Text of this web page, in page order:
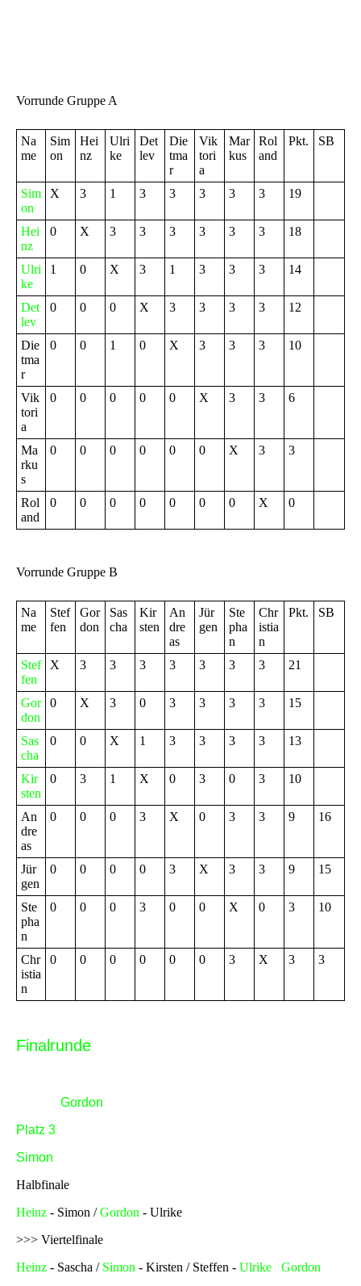
Vorrunde Gruppe A
Na
me
Sim
on
Hei
nz
Ulri
ke
Det
lev
Die
tma
r
Vik
tori
a
Mar
kus
Rol
and
Pkt. SB
Sim
on
X 3 1 3 3 3 3 3 19
Hei
nz
0 X 3 3 3 3 3 3 18
Ulri
ke
1 0 X 3 1 3 3 3 14
Det
lev
0 0 0 X 3 3 3 3 12
Die
tma
r
0 0 1 0 X 3 3 3 10
Vik
tori
a
0 0 0 0 0 X 3 3 6
Ma
rku
s
0 0 0 0 0 0 X 3 3
Rol
and
0 0 0 0 0 0 0 X 0
Vorrunde Gruppe B
Na
me
Stef
fen
Gor
don
Sas
cha
Kir
sten
An
dre
as
Jür
gen
Ste
pha
n
Chr
istia
n
Pkt. SB
Stef
fen
X 3 3 3 3 3 3 3 21
Gor
don
0 X 3 0 3 3 3 3 15
Sas
cha
0 0 X 1 3 3 3 3 13
Kir
sten
0 3 1 X 0 3 0 3 10
An
dre
as
0 0 0 3 X 0 3 3 9 16
Jür
gen
0 0 0 0 3 X 3 3 9 15
Ste
pha
n
0 0 0 3 0 0 X 0 3 10
Chr
istia
n
0 0 0 0 0 0 3 X 3 3
Finalrunde
Gordon
Platz 3
Simon
Halbfinale
Heinz - Simon /Gordon - Ulrike
>>> Viertelfinale
Heinz - Sascha / Simon - Kirsten / Steffen - Ulrike Gordon